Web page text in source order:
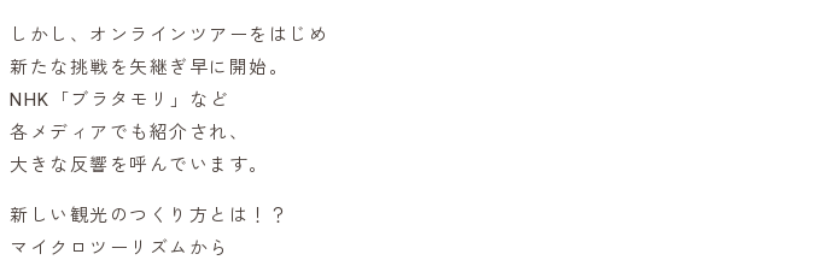
しかし、オンラインツアーをはじめ
新たな挑戦を矢継ぎ早に開始。
NHK「ブラタモリ」など
各メディアでも紹介され、
大きな反響を呼んでいます。
新しい観光のつくり方とは！？
マイクロツーリズムから